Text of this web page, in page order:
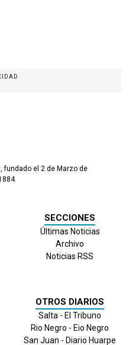
fundado el 2 de Marzo de
SECCIONES
Últimas Noticias
Archivo
Noticias RSS
OTROS DIARIOS
Salta - El Tribuno
Rio Negro - Eio Negro
San Juan - Diario Huarpe